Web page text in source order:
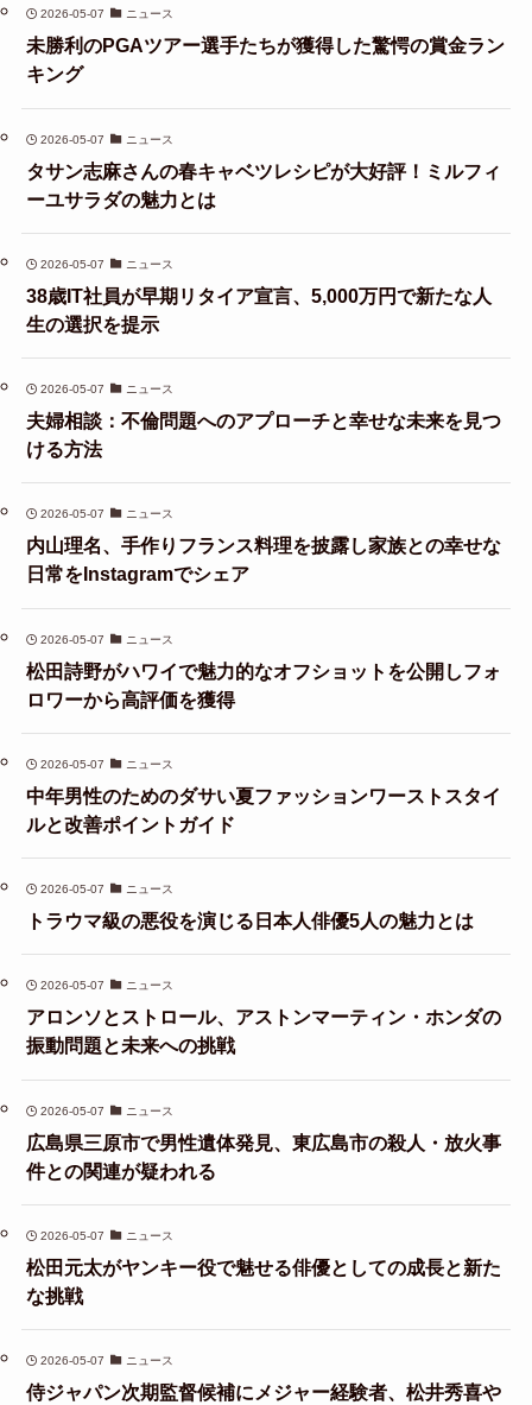
2026-05-07 ニュース
未勝利のPGAツアー選手たちが獲得した驚愕の賞金ラン
キング
2026-05-07 ニュース
タサン志麻さんの春キャベツレシピが大好評！ミルフィ
ーユサラダの魅力とは
2026-05-07 ニュース
38歳IT社員が早期リタイア宣言、5,000万円で新たな人
生の選択を提示
2026-05-07 ニュース
夫婦相談：不倫問題へのアプローチと幸せな未来を見つ
ける方法
2026-05-07 ニュース
内山理名、手作りフランス料理を披露し家族との幸せな
日常をInstagramでシェア
2026-05-07 ニュース
松田詩野がハワイで魅力的なオフショットを公開しフォ
ロワーから高評価を獲得
2026-05-07 ニュース
中年男性のためのダサい夏ファッションワーストスタイ
ルと改善ポイントガイド
2026-05-07 ニュース
トラウマ級の悪役を演じる日本人俳優5人の魅力とは
2026-05-07 ニュース
アロンソとストロール、アストンマーティン・ホンダの
振動問題と未来への挑戦
2026-05-07 ニュース
広島県三原市で男性遺体発見、東広島市の殺人・放火事
件との関連が疑われる
2026-05-07 ニュース
松田元太がヤンキー役で魅せる俳優としての成長と新た
な挑戦
2026-05-07 ニュース
侍ジャパン次期監督候補にメジャー経験者、松井秀喜や